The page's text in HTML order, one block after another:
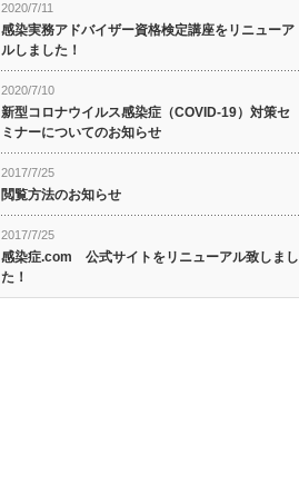
2020/7/11
感染実務アドバイザー資格検定講座をリニューア
ルしました！
2020/7/10
新型コロナウイルス感染症（COVID-19）対策セ
ミナーについてのお知らせ
2017/7/25
閲覧方法のお知らせ
2017/7/25
感染症.com 公式サイトをリニューアル致しまし
た！